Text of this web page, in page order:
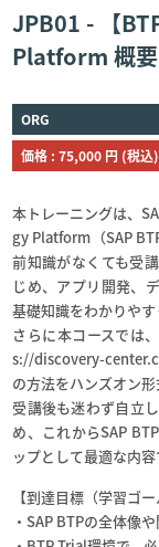
JPB01 - 【
Platform 概要
ORG
価格 : 75,000 円 (税込)
本トレーニングは、
gy Platform（SAP
前知識がなくても受
じめ、アプリ開発、
基礎知識をわかりやす
さらに本コースでは
s://discovery-
の方法をハンズオン形
受講後も迷わず自立
め、これからSAP
ップとして最適な内容
【到達目標（学習ゴー
・SAP BTPの全体像